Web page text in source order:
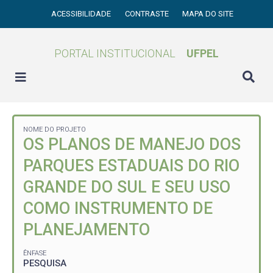
ACESSIBILIDADE CONTRASTE MAPA DO SITE
PORTAL INSTITUCIONAL UFPEL
NOME DO PROJETO
OS PLANOS DE MANEJO DOS
PARQUES ESTADUAIS DO RIO
GRANDE DO SUL E SEU USO
COMO INSTRUMENTO DE
PLANEJAMENTO
ÊNFASE
PESQUISA